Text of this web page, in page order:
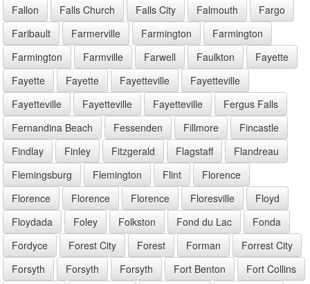
Fallon Falls Church Falls City Falmouth
Fargo
Faribault
Farmerville Farmington
Farmington
Farmington
Farmville Farwell Faulkton
Fayette
Fayette
Fayette Fayetteville
Fayetteville
Fayetteville
Fayetteville Fayetteville
Fergus Falls
Fernandina Beach
Fessenden Fillmore
Fincastle
Findlay
Finley Fitzgerald Flagstaff
Flandreau
Flemingsburg
Flemington Flint
Florence
Florence
Florence Florence Floresville
Floyd
Floydada
Foley Folkston Fond du Lac
Fonda
Fordyce
Forest City Forest Forman
Forrest City
Forsyth
Forsyth Forsyth Fort Benton
Fort Collins